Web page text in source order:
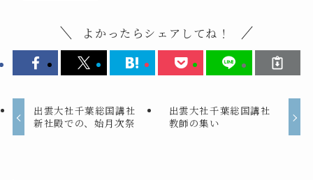
よかったらシェアしてね！
出雲大社千葉総国講社
新社殿での、始月次祭
出雲大社千葉総国講社
教師の集い